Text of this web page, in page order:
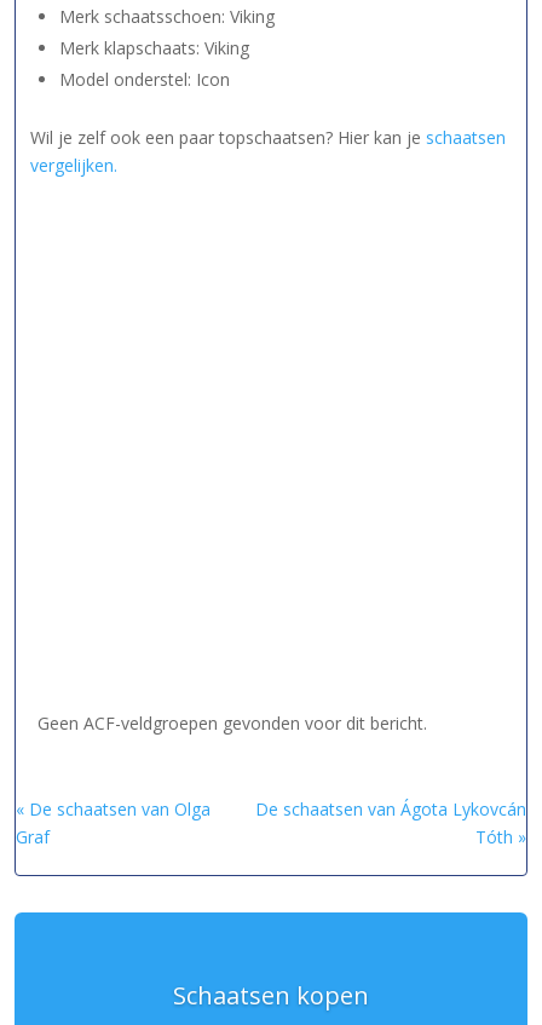
Merk schaatsschoen: Viking
Merk klapschaats: Viking
Model onderstel: Icon
Wil je zelf ook een paar topschaatsen? Hier kan je schaatsen
vergelijken.
Geen ACF-veldgroepen gevonden voor dit bericht.
« De schaatsen van Olga
Graf
De schaatsen van Ágota Lykovcán
Tóth »
Schaatsen kopen